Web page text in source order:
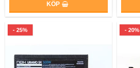
KÖP
- 25% - 20%